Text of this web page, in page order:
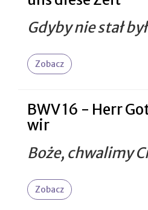
Gdyby nie stał
Zobacz
BWV 16 - Herr
wir
Boże, chwalimy
Zobacz